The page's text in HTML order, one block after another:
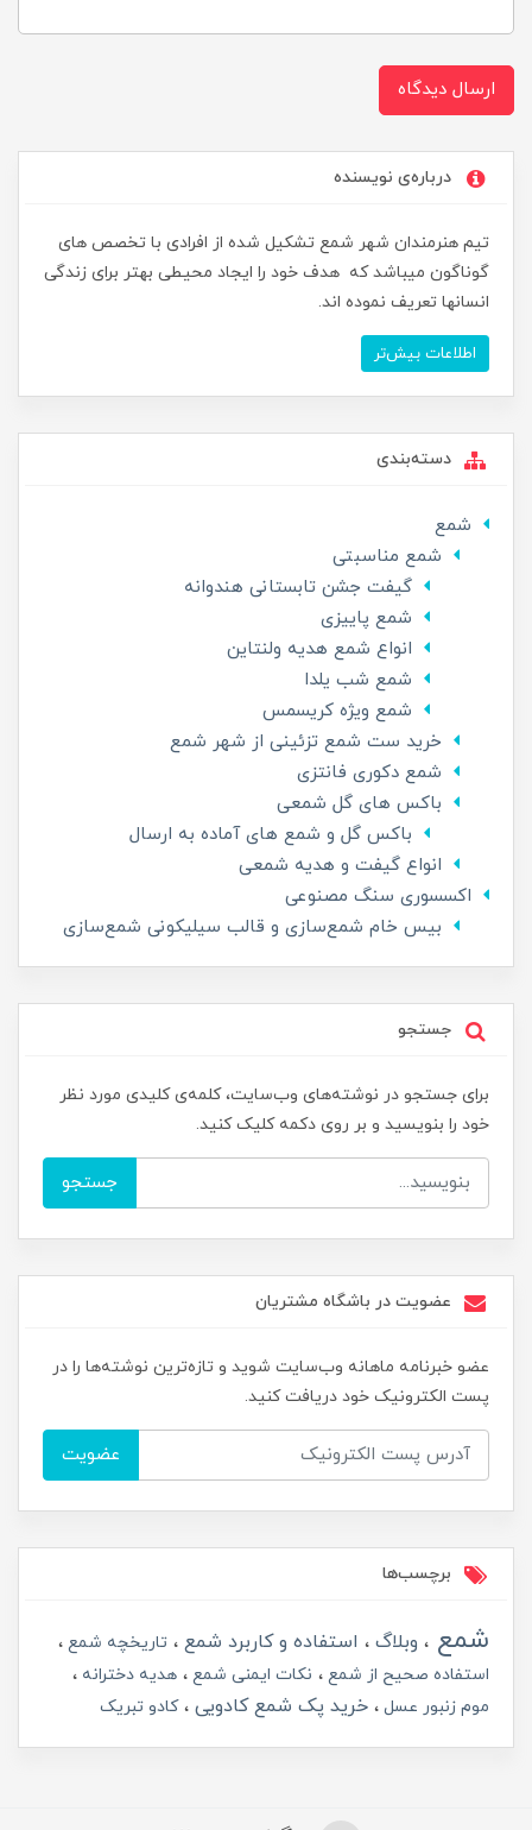
ارسال دیدگاه
درباره‌ی نویسنده
تیم هنرمندان شهر شمع تشکیل شده از افرادی با تخصص های
گوناگون میباشد که هدف خود را ایجاد محیطی بهتر برای زندگی
انسانها تعریف نموده اند.
اطلاعات بیش‌تر
دسته‌بندی
شمع
شمع مناسبتی
گیفت جشن تابستانی هندوانه
شمع پاییزی
انواع شمع هدیه ولنتاین
شمع شب یلدا
شمع ویژه کریسمس
خرید ست شمع تزئینی از شهر شمع
شمع دکوری فانتزی
باکس های گل شمعی
باکس گل و شمع های آماده به ارسال
انواع گیفت و هدیه شمعی
اکسسوری سنگ مصنوعی
بیس خام شمع‌سازی و قالب سیلیکونی شمع‌سازی
جستجو
برای جستجو در نوشته‌های وب‌سایت، کلمه‌ی کلیدی مورد نظر
خود را بنویسید و بر روی دکمه کلیک کنید.
جستجو
عضویت در باشگاه مشتریان
عضو خبرنامه ماهانه وب‌سایت شوید و تازه‌ترین نوشته‌ها را در
پست الکترونیک خود دریافت کنید.
عضویت
برچسب‌ها
شمع وبلاگ استفاده و کاربرد شمع
تاریخچه شمع
استفاده صحیح از شمع
نکات ایمنی شمع
هدیه دخترانه
موم زنبور عسل
خرید پک شمع کادویی کادو تبریک